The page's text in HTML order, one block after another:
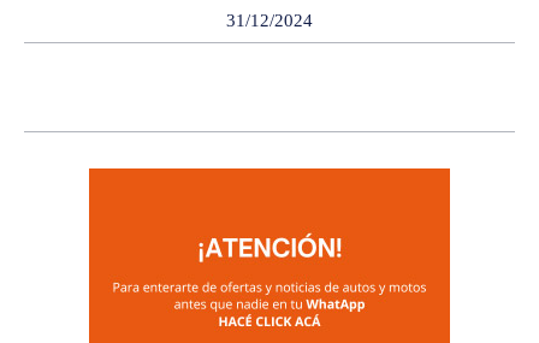
31/12/2024